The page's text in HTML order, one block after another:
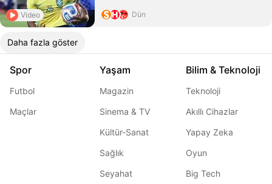
Video Dün
Daha fazla göster
Spor
Futbol
Maçlar
Yaşam
Magazin
Sinema & TV
Kültür-Sanat
Sağlık
Seyahat
Bilim & Teknoloji
Teknoloji
Akıllı Cihazlar
Yapay Zeka
Oyun
Big Tech